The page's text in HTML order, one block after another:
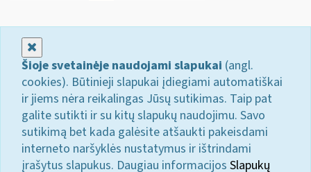
Šioje svetainėje naudojami slapukai (angl.
cookies). Būtinieji slapukai įdiegiami automatiškai
ir jiems nėra reikalingas Jūsų sutikimas. Taip pat
galite sutikti ir su kitų slapukų naudojimu. Savo
sutikimą bet kada galėsite atšaukti pakeisdami
interneto naršyklės nustatymus ir ištrindami
įrašytus slapukus. Daugiau informacijos Slapukų